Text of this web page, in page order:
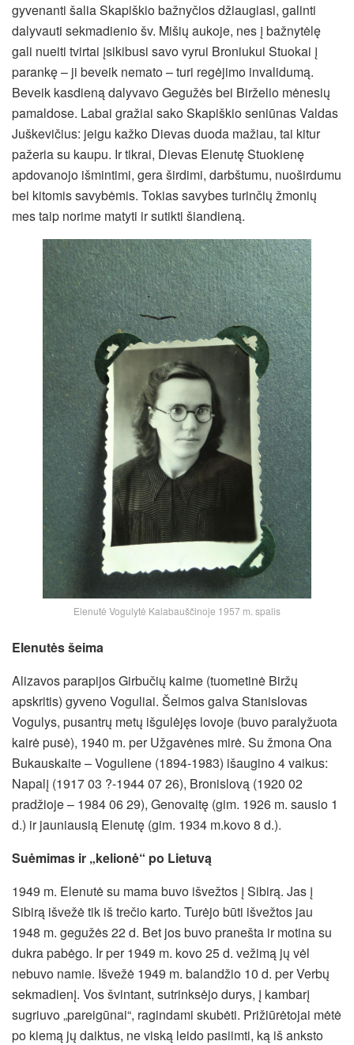
gyvenanti šalia Skapiškio bažnyčios džiaugiasi, galinti
dalyvauti sekmadienio šv. Mišių aukoje, nes į bažnytėlę
gali nueiti tvirtai įsikibusi savo vyrui Broniukui Stuokai į
parankę – ji beveik nemato – turi regėjimo invalidumą.
Beveik kasdieną dalyvavo Gegužės bei Birželio mėnesių
pamaldose. Labai gražiai sako Skapiškio seniūnas Valdas
Juškevičius: jeigu kažko Dievas duoda mažiau, tai kitur
pažeria su kaupu. Ir tikrai, Dievas Elenutę Stuokienę
apdovanojo išmintimi, gera širdimi, darbštumu, nuoširdumu
bei kitomis savybėmis. Tokias savybes turinčių žmonių
mes taip norime matyti ir sutikti šiandieną.
Elenutė Vogulytė Kalabauščinoje 1957 m. spalis
Elenutės šeima
Alizavos parapijos Girbučių kaime (tuometinė Biržų
apskritis) gyveno Voguliai. Šeimos galva Stanislovas
Vogulys, pusantrų metų išgulėjęs lovoje (buvo paralyžuota
kairė pusė), 1940 m. per Užgavėnes mirė. Su žmona Ona
Bukauskaite – Voguliene (1894-1983) išaugino 4 vaikus:
Napalį (1917 03 ?-1944 07 26), Bronislovą (1920 02
pradžioje – 1984 06 29), Genovaitę (gim. 1926 m. sausio 1
d.) ir jauniausią Elenutę (gim. 1934 m.kovo 8 d.).
Suėmimas ir „kelionė“ po Lietuvą
1949 m. Elenutė su mama buvo išvežtos į Sibirą. Jas į
Sibirą išvežė tik iš trečio karto. Turėjo būti išvežtos jau
1948 m. gegužės 22 d. Bet jos buvo pranešta ir motina su
dukra pabėgo. Ir per 1949 m. kovo 25 d. vežimą jų vėl
nebuvo namie. Išvežė 1949 m. balandžio 10 d. per Verbų
sekmadienį. Vos švintant, sutrinksėjo durys, į kambarį
sugriuvo „pareigūnai“, ragindami skubėti. Prižiūrėtojai mėtė
po kiemą jų daiktus, ne viską leido pasiimti, ką iš anksto